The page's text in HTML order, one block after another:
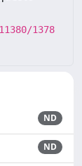
1378
ND
ND